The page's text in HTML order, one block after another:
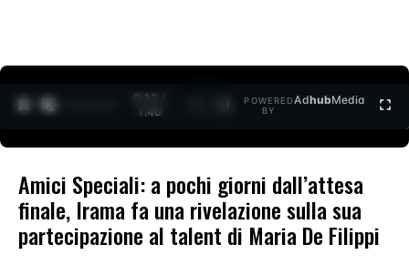
0:12 /
1:40
POWERED
BY
AdhubMedia
Amici Speciali: a pochi giorni dall’attesa
finale, Irama fa una rivelazione sulla sua
partecipazione al talent di Maria De Filippi